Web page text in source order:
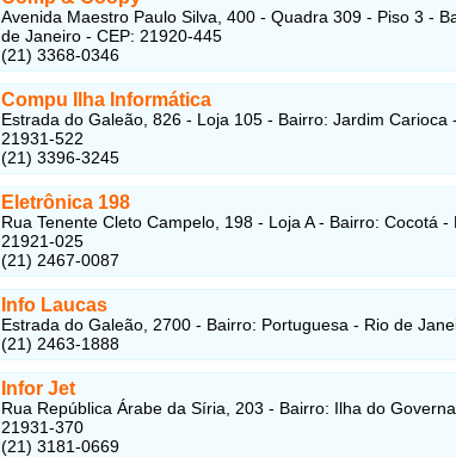
Avenida Maestro Paulo Silva, 400 - Quadra 309 - Piso 3 -
de Janeiro - CEP: 21920-445
(21) 3368-0346
Compu Ilha Informática
Estrada do Galeão, 826 - Loja 105 - Bairro: Jardim Carioca
21931-522
(21) 3396-3245
Eletrônica 198
Rua Tenente Cleto Campelo, 198 - Loja A - Bairro: Cocotá -
21921-025
(21) 2467-0087
Info Laucas
Estrada do Galeão, 2700 - Bairro: Portuguesa - Rio de
(21) 2463-1888
Infor Jet
Rua República Árabe da Síria, 203 - Bairro: Ilha do
21931-370
(21) 3181-0669